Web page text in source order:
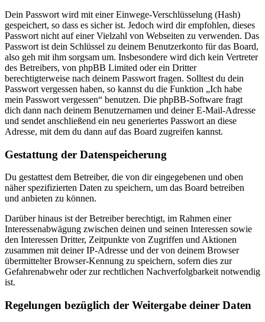
Dein Passwort wird mit einer Einwege-Verschlüsselung (Hash)
gespeichert, so dass es sicher ist. Jedoch wird dir empfohlen, dieses
Passwort nicht auf einer Vielzahl von Webseiten zu verwenden. Das
Passwort ist dein Schlüssel zu deinem Benutzerkonto für das Board,
also geh mit ihm sorgsam um. Insbesondere wird dich kein Vertreter
des Betreibers, von phpBB Limited oder ein Dritter
berechtigterweise nach deinem Passwort fragen. Solltest du dein
Passwort vergessen haben, so kannst du die Funktion „Ich habe
mein Passwort vergessen“ benutzen. Die phpBB-Software fragt
dich dann nach deinem Benutzernamen und deiner E-Mail-Adresse
und sendet anschließend ein neu generiertes Passwort an diese
Adresse, mit dem du dann auf das Board zugreifen kannst.
Gestattung der Datenspeicherung
Du gestattest dem Betreiber, die von dir eingegebenen und oben
näher spezifizierten Daten zu speichern, um das Board betreiben
und anbieten zu können.
Darüber hinaus ist der Betreiber berechtigt, im Rahmen einer
Interessenabwägung zwischen deinen und seinen Interessen sowie
den Interessen Dritter, Zeitpunkte von Zugriffen und Aktionen
zusammen mit deiner IP-Adresse und der von deinem Browser
übermittelter Browser-Kennung zu speichern, sofern dies zur
Gefahrenabwehr oder zur rechtlichen Nachverfolgbarkeit notwendig
ist.
Regelungen bezüglich der Weitergabe deiner Daten